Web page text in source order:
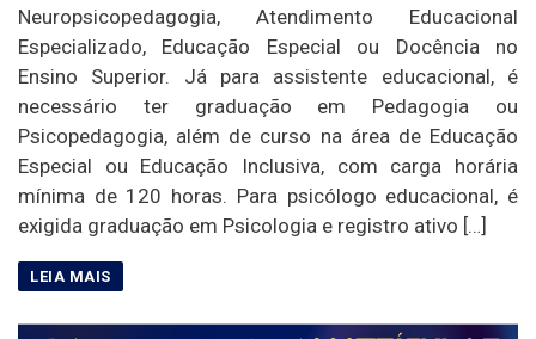
Neuropsicopedagogia, Atendimento Educacional
Especializado, Educação Especial ou Docência no
Ensino Superior. Já para assistente educacional, é
necessário ter graduação em Pedagogia ou
Psicopedagogia, além de curso na área de Educação
Especial ou Educação Inclusiva, com carga horária
mínima de 120 horas. Para psicólogo educacional, é
exigida graduação em Psicologia e registro ativo […]